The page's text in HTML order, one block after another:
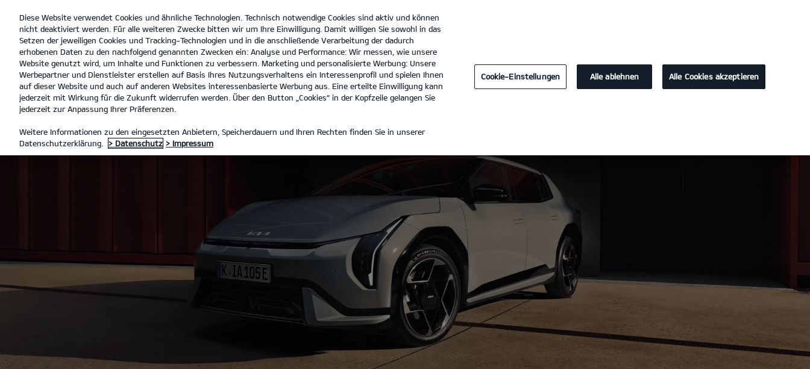
open
menu
Autohaus Perras GmbH Tel. :09181-51001-0
Diese Website verwendet Cookies und ähnliche Technologien. Technisch notwendige Cookies sind aktiv und können
nicht deaktiviert werden. Für alle weiteren Zwecke bitten wir um Ihre Einwilligung. Damit willigen Sie sowohl in das
Setzen der jeweiligen Cookies und Tracking-Technologien und in die anschließende Verarbeitung der dadurch
erhobenen Daten zu den nachfolgend genannten Zwecken ein: Analyse und Performance: Wir messen, wie unsere
Website genutzt wird, um Inhalte und Funktionen zu verbessern. Marketing und personalisierte Werbung: Unsere
Werbepartner und Dienstleister erstellen auf Basis Ihres Nutzungsverhaltens ein Interessenprofil und spielen Ihnen
auf dieser Website und auch auf anderen Websites interessenbasierte Werbung aus. Eine erteilte Einwilligung kann
jederzeit mit Wirkung für die Zukunft widerrufen werden. Über den Button „Cookies“ in der Kopfzeile gelangen Sie
jederzeit zur Anpassung Ihrer Präferenzen.
Weitere Informationen zu den eingesetzten Anbietern, Speicherdauern und Ihren Rechten finden Sie in unserer
Datenschutzerklärung.
> Datenschutz > Impressum
Cookie-Einstellungen Alle ablehnen Alle Cookies akzeptieren